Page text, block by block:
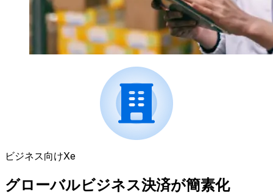
ビジネス向けXe
グローバルビジネス決済が簡素化